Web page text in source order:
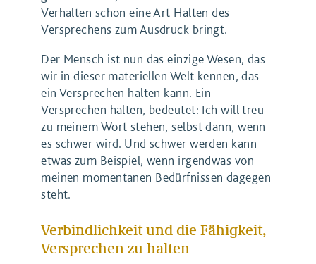
Verhalten schon eine Art Halten des
Versprechens zum Ausdruck bringt.
Der Mensch ist nun das einzige Wesen, das
wir in dieser materiellen Welt kennen, das
ein Versprechen halten kann. Ein
Versprechen halten, bedeutet: Ich will treu
zu meinem Wort stehen, selbst dann, wenn
es schwer wird. Und schwer werden kann
etwas zum Beispiel, wenn irgendwas von
meinen momentanen Bedürfnissen dagegen
steht.
Verbindlichkeit und die Fähigkeit,
Versprechen zu halten